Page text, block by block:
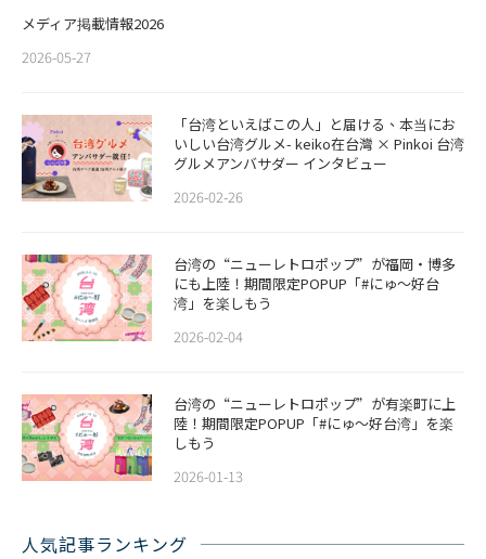
メディア掲載情報2026
2026-05-27
「台湾といえばこの人」と届ける、本当にお
いしい台湾グルメ- keiko在台灣 × Pinkoi 台湾
グルメアンバサダー インタビュー
2026-02-26
​​台湾の“ニューレトロポップ”が福岡・博多
にも上陸！期間限定POPUP「#にゅ〜好台
湾」を楽しもう
2026-02-04
台湾の“ニューレトロポップ”が有楽町に上
陸！期間限定POPUP「#にゅ〜好台湾」を楽
しもう
2026-01-13
人気記事ランキング